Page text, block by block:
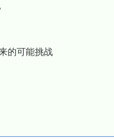
的可能挑战